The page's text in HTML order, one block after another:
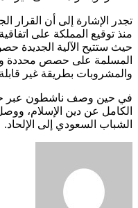
تجدر الإشارة إلى أن القرار
حيث ستتيح الآلية الجديدة
المسلمة على حصص محددة
والمشروبات بطريقة غير
في حين وصف ناشطون عبر
الكامل عن دين الإسلام،
الشباب السعودي إلى الإلحاد.